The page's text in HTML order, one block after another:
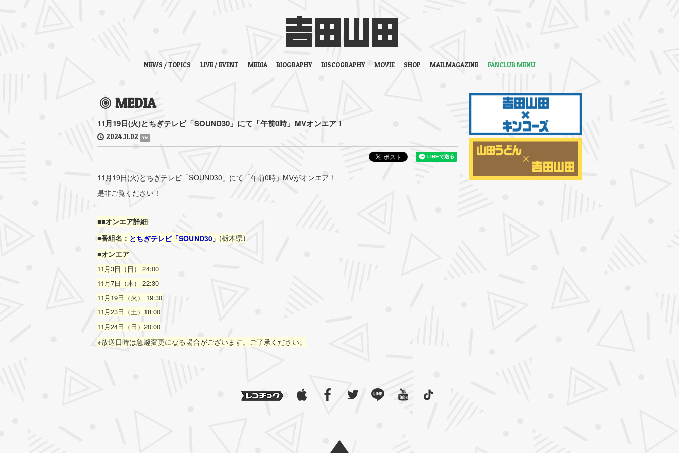
NEWS / TOPICS LIVE / EVENT MEDIA BIOGRAPHY DISCOGRAPHY MOVIE SHOP MAILMAGAZINE FANCLUB MENU
MEDIA
11月19日(火)とちぎテレビ「SOUND30」にて「午前0時」MVオンエア！
2024.11.02 TV
11月19日(火)とちぎテレビ「SOUND30」にて「午前0時」MVがオンエア！
是非ご覧ください！
■■オンエア詳細
■番組名： とちぎテレビ「SOUND30」 (栃木県)
■オンエア
11月3日（日） 24:00
11月7日（木） 22:30
11月19日（火） 19:30
11月23日（土）18:00
11月24日（日）20:00
※放送日時は急遽変更になる場合がございます。ご了承ください。